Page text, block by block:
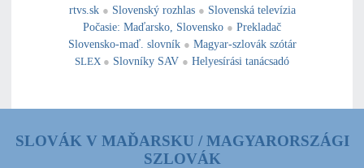
rtvs.sk ● Slovenský rozhlas ● Slovenská televízia
Počasie: Maďarsko Slovensko ● Prekladač
Slovensko-maď. slovník ● Magyar-szlovák szótár
SLEX ● Slovníky SAV ● Helyesírási tanácsadó
SLOVÁK V MAĎARSKU / MAGYARORSZÁGI
SZLOVÁK